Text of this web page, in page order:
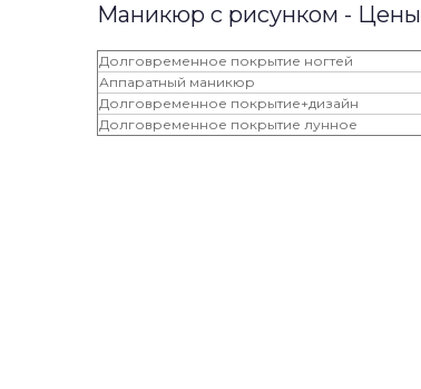
Маникюр с рисунком - Цены
Долговременное покрытие ногтей
Аппаратный маникюр
Долговременное покрытие+дизайн
Долговременное покрытие лунное